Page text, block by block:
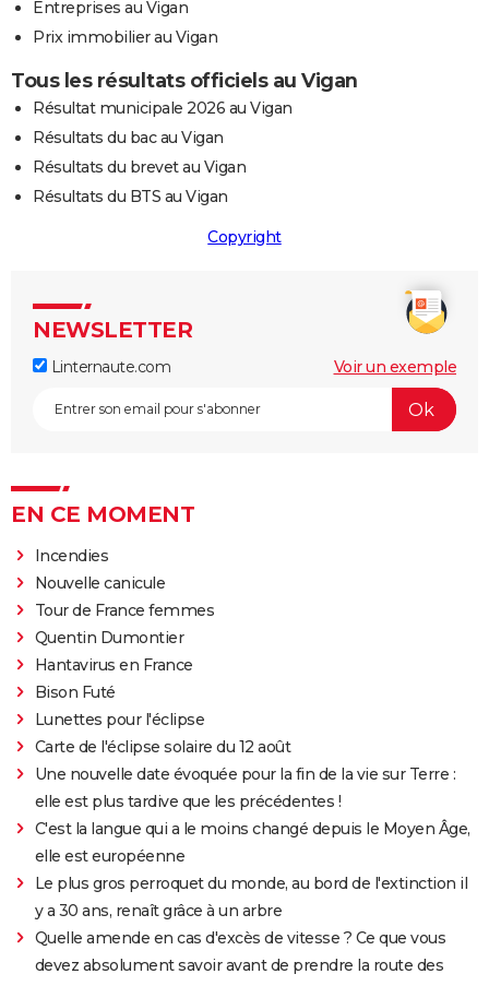
Entreprises au Vigan
Prix immobilier au Vigan
Tous les résultats officiels au Vigan
Résultat municipale 2026 au Vigan
Résultats du bac au Vigan
Résultats du brevet au Vigan
Résultats du BTS au Vigan
Copyright
NEWSLETTER
Linternaute.com Voir un exemple
EN CE MOMENT
Incendies
Nouvelle canicule
Tour de France femmes
Quentin Dumontier
Hantavirus en France
Bison Futé
Lunettes pour l'éclipse
Carte de l'éclipse solaire du 12 août
Une nouvelle date évoquée pour la fin de la vie sur Terre :
elle est plus tardive que les précédentes !
C'est la langue qui a le moins changé depuis le Moyen Âge,
elle est européenne
Le plus gros perroquet du monde, au bord de l'extinction il
y a 30 ans, renaît grâce à un arbre
Quelle amende en cas d'excès de vitesse ? Ce que vous
devez absolument savoir avant de prendre la route des